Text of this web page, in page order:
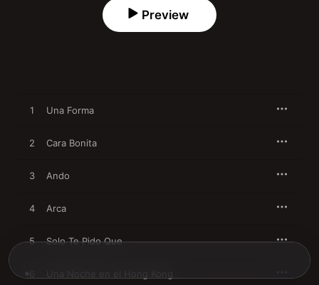
Preview
1 Una Forma
2 Cara Bonita
3 Ando
4 Arca
5 Solo Te Pido Que
Una Noche en el Hong Kong